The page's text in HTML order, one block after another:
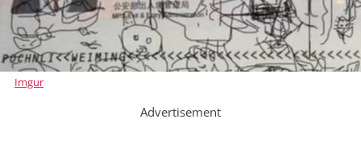
Imgur
Advertisement